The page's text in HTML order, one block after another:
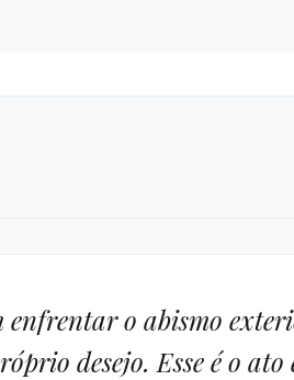
enfrentar o abismo
desejo. Esse é o